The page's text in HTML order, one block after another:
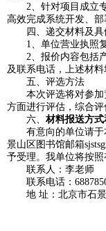
2、针对项目成立专
高效完成系统开发、部
四、递交材料及具
1、单位营业执照
2、报价内容包括产
及联系电话，上述材料
五、评选方法
本次评选将对参加
方面进行评估，综合评
六、 材料报送方式
有意向的单位请于
景山区图书馆邮箱
予受理。我单位将按照
联系人：李老师
联系电话：
地 址：北京市石景